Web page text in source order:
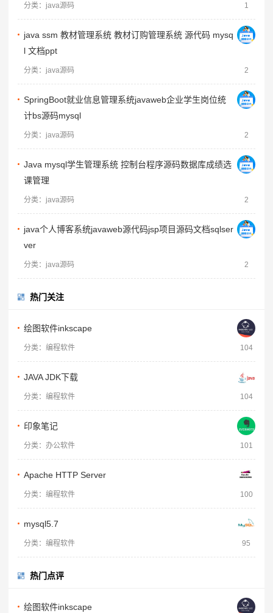
分类：java源码 1
java ssm 教材管理系统 教材订购管理系统 源代码 mysq
l 文档ppt
分类：java源码 2
SpringBoot就业信息管理系统javaweb企业学生岗位统
计bs源码mysql
分类：java源码 2
Java mysql学生管理系统 控制台程序源码数据库成绩选
课管理
分类：java源码 2
java个人博客系统javaweb源代码jsp项目源码文档sqlser
ver
分类：java源码 2
热门关注
绘图软件inkscape
分类：编程软件 104
JAVA JDK下载
分类：编程软件 104
印象笔记
分类：办公软件 101
Apache HTTP Server
分类：编程软件 100
mysql5.7
分类：编程软件 95
热门点评
绘图软件inkscape